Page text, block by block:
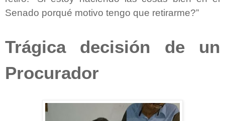
Senado porqué motivo tengo que retirarme?”
Trágica decisión de un
Procurador